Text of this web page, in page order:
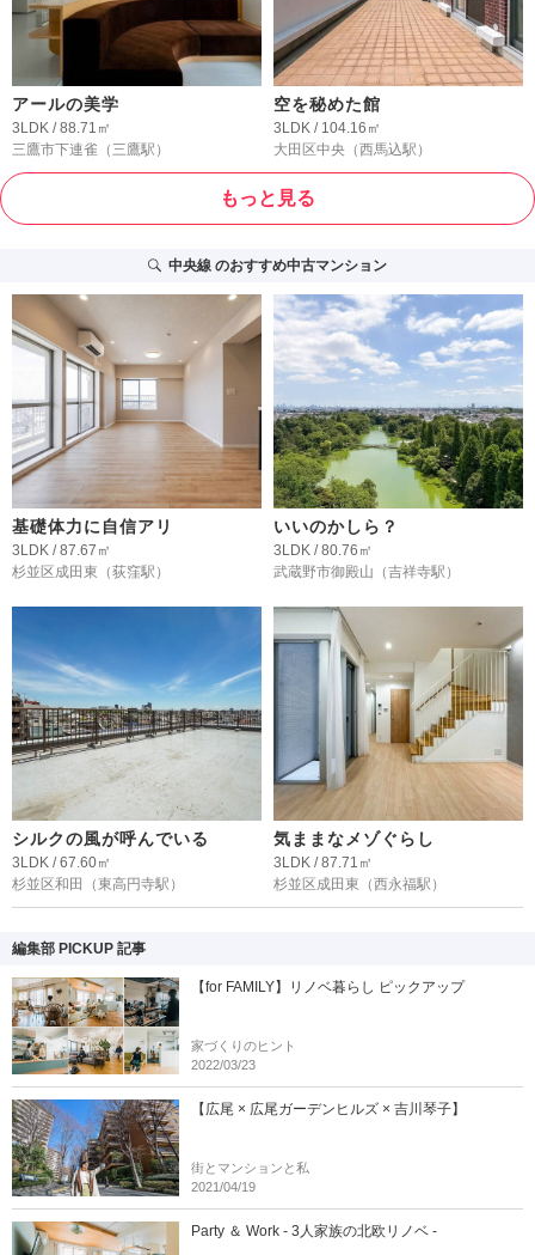
アールの美学
3LDK / 88.71㎡
三鷹市下連雀 （三鷹駅）
空を秘めた館
3LDK / 104.16㎡
大田区中央 （西馬込駅）
もっと見る
中央線のおすすめ中古マンション
基礎体力に自信アリ
3LDK / 87.67㎡
杉並区成田東 （荻窪駅）
いいのかしら？
3LDK / 80.76㎡
武蔵野市御殿山 （吉祥寺駅）
シルクの風が呼んでいる
3LDK / 67.60㎡
杉並区和田
（東高円寺駅）
気ままなメゾぐらし
3LDK / 87.71㎡
杉並区成田東 （西永福駅）
編集部 PICKUP 記事
【for FAMILY】リノベ暮らし ピックアップ
家づくりのヒント
2022/03/23
【広尾 × 広尾ガーデンヒルズ × 吉川琴子】
街とマンションと私
2021/04/19
Party ＆ Work - 3人家族の北欧リノベ -